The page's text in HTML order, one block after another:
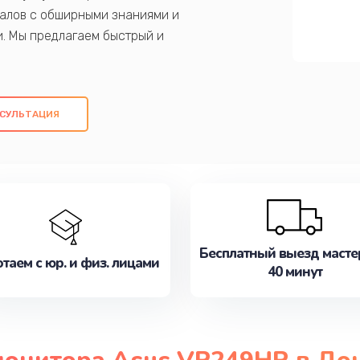
с обширными знаниями и
Мы предлагаем быстрый и
обслуживание, удовлетворяя их
записаться на ремонт уже
с юр. и физ. лицами
Бесплатный выезд
40 минут